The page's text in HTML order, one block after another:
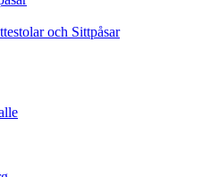
och Sittpåsar